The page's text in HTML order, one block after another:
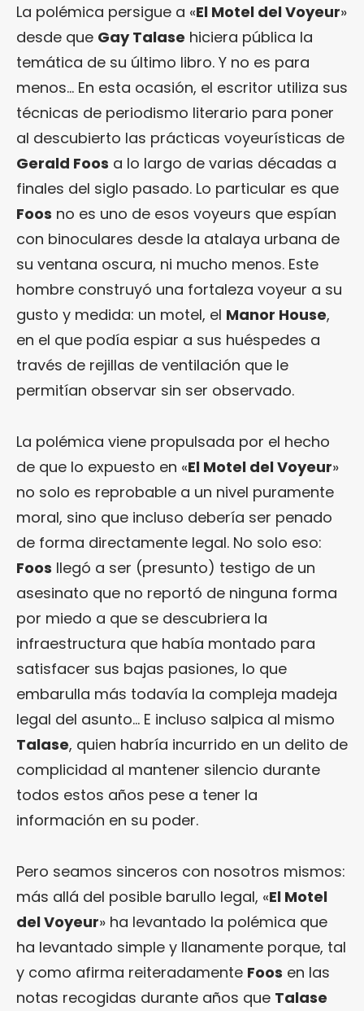
La polémica persigue a «El Motel del Voyeur»
desde que Gay Talase hiciera pública la
temática de su último libro. Y no es para
menos… En esta ocasión, el escritor utiliza sus
técnicas de periodismo literario para poner
al descubierto las prácticas voyeurísticas de
Gerald Foos a lo largo de varias décadas a
finales del siglo pasado. Lo particular es que
Foos no es uno de esos voyeurs que espían
con binoculares desde la atalaya urbana de
su ventana oscura, ni mucho menos. Este
hombre construyó una fortaleza voyeur a su
gusto y medida: un motel, el Manor House,
en el que podía espiar a sus huéspedes a
través de rejillas de ventilación que le
permitían observar sin ser observado.
La polémica viene propulsada por el hecho
de que lo expuesto en «El Motel del Voyeur»
no solo es reprobable a un nivel puramente
moral, sino que incluso debería ser penado
de forma directamente legal. No solo eso:
Foos llegó a ser (presunto) testigo de un
asesinato que no reportó de ninguna forma
por miedo a que se descubriera la
infraestructura que había montado para
satisfacer sus bajas pasiones, lo que
embarulla más todavía la compleja madeja
legal del asunto… E incluso salpica al mismo
Talase, quien habría incurrido en un delito de
complicidad al mantener silencio durante
todos estos años pese a tener la
información en su poder.
Pero seamos sinceros con nosotros mismos:
más allá del posible barullo legal, «El Motel
del Voyeur» ha levantado la polémica que
ha levantado simple y llanamente porque, tal
y como afirma reiteradamente Foos en las
notas recogidas durante años que Talase